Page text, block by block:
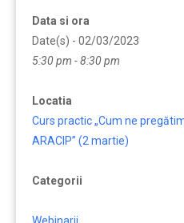
Data si ora
Date(s) - 02/03/2023
5:30 pm - 8:30 pm
Locatia
Curs practic „Cum ne
ARACIP” (2 martie)
Categorii